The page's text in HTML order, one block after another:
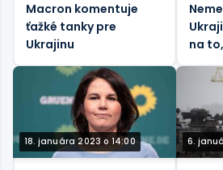
Macron komentuje
ťažké tanky pre
Ukrajinu
na
18. januára 2023 o 14:00 6.